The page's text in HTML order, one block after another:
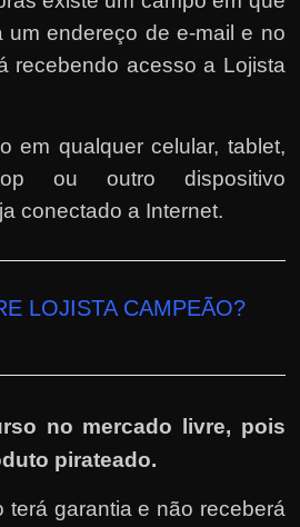
um endereço de e-mail e no
recebendo acesso a Lojista
em qualquer celular, tablet,
ou outro dispositivo
conectado a Internet.
LOJISTA CAMPEÃO?
no mercado livre, pois
pirateado.
terá garantia e não receberá